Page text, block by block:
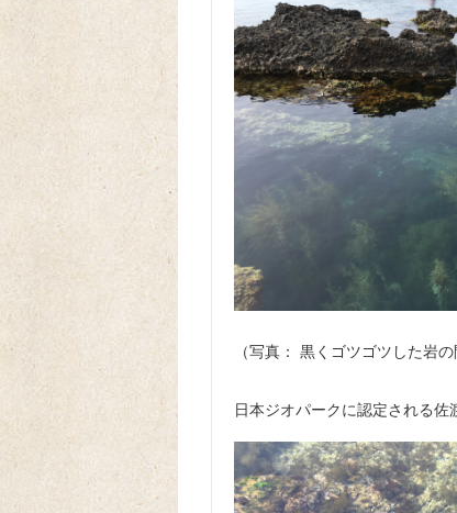
（写真： 黒くゴツゴツした岩
日本ジオパークに認定される佐